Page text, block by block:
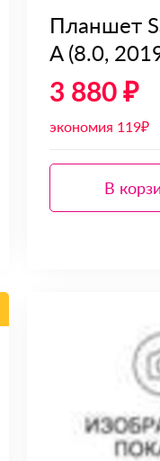
Планшет
A (8.0,
3 880 ₽
экономия 119₽
В